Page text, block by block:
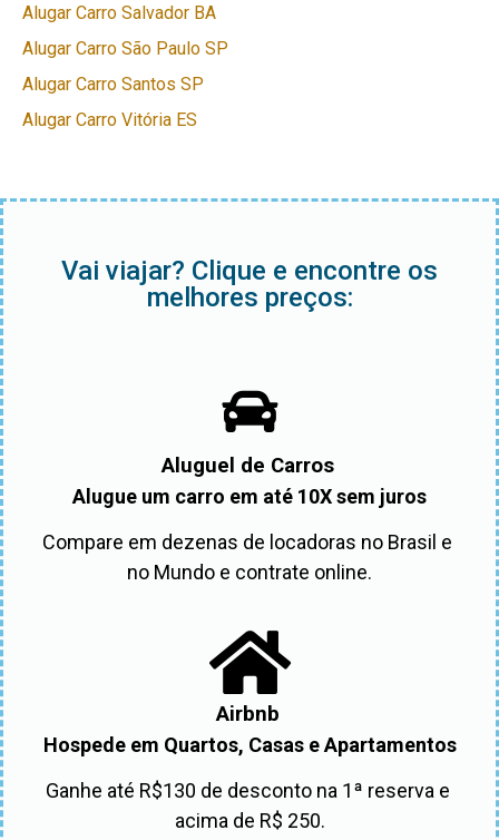
Alugar Carro Salvador BA
Alugar Carro São Paulo SP
Alugar Carro Santos SP
Alugar Carro Vitória ES
Vai viajar? Clique e encontre os
melhores preços:
Aluguel de Carros
Alugue um carro em até 10X sem juros
Compare em dezenas de locadoras no Brasil e
no Mundo e contrate online.
Airbnb
Hospede em Quartos, Casas e Apartamentos
Ganhe até R$130 de desconto na 1ª reserva e
acima de R$ 250.